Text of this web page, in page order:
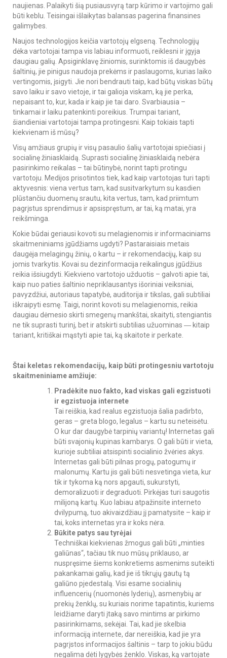
naujienas. Palaikyti šią pusiausvyrą tarp kūrimo ir vartojimo gali
būti keblu. Teisingai išlaikytas balansas pagerina finansines
galimybes.
Naujos technologijos keičia vartotojų elgseną. Technologijų
dėka vartotojai tampa vis labiau informuoti, reiklesni ir įgyja
daugiau galių. Apsiginklavę žiniomis, surinktomis iš daugybės
šaltinių, jie pinigus naudoja prekėms ir paslaugoms, kurias laiko
vertingomis, įsigyti. Jie nori bendrauti taip, kad būtų viskas būtų
savo laiku ir savo vietoje, ir tai galioja viskam, ką jie perka,
nepaisant to, kur, kada ir kaip jie tai daro. Svarbiausia –
tinkamai ir laiku patenkinti poreikius. Trumpai tariant,
šiandieniai vartotojai tampa protingesni. Kaip tokiais tapti
kiekvienam iš mūsų?
Visų amžiaus grupių ir visų pasaulio šalių vartotojai spiečiasi į
socialinę žiniasklaidą. Suprasti socialinę žiniasklaidą nebėra
pasirinkimo reikalas – tai būtinybė, norint tapti protingu
vartotoju. Medijos prisotintos tiek, kad kaip vartotojas turi tapti
aktyvesnis: viena vertus tam, kad susitvarkytum su kasdien
plūstančiu duomenų srautu, kita vertus, tam, kad priimtum
pagrįstus sprendimus ir apsispręstum, ar tai, ką matai, yra
reikšminga.
Kokie būdai geriausi kovoti su melagienomis ir informaciniams
skaitmeniniams įgūdžiams ugdyti? Pastaraisiais metais
daugėja melagingų žinių, o kartu – ir rekomendacijų, kaip su
jomis tvarkytis. Kovai su dezinformacija reikalingus įgūdžius
reikia išsiugdyti. Kiekvieno vartotojo užduotis – galvoti apie tai,
kaip nuo paties šaltinio nepriklausantys išoriniai veiksniai,
pavyzdžiui, autoriaus tapatybė, auditorija ir tikslas, gali subtiliai
iškraipyti esmę. Taigi, norint kovoti su melagienomis, reikia
daugiau dėmesio skirti smegenų mankštai, skaityti, stengiantis
ne tik suprasti turinį, bet ir atskirti subtilias užuominas ― kitaip
tariant, kritiškai mąstyti apie tai, ką skaitote ir perkate.
Štai keletas rekomendacijų, kaip būti protingesniu vartotoju
skaitmeniniame amžiuje:
Pradėkite nuo fakto, kad viskas gali egzistuoti
ir egzistuoja internete
Tai reiškia, kad realus egzistuoja šalia padirbto,
geras – greta blogo, legalus – kartu su neteisėtu.
O kur dar daugybė tarpinių variantų! Internetas gali
būti svajonių kupinas kambarys. O gali būti ir vieta,
kurioje subtiliai atsispinti socialinio žvėries akys.
Internetas gali būti pilnas progų, patogumų ir
malonumų. Kartu jis gali būti nesvetinga vieta, kur
tik ir tykoma ką nors apgauti, sukurstyti,
demoralizuoti ir degraduoti. Pirkėjas turi saugotis
milijoną kartų. Kuo labiau atpažinsite interneto
dvilypumą, tuo akivaizdžiau jį pamatysite – kaip ir
tai, koks internetas yra ir koks nėra.
Būkite patys sau tyrėjai
Techniškai kiekvienas žmogus gali būti „minties
galiūnas“, tačiau tik nuo mūsų priklauso, ar
nuspręsime šiems konkretiems asmenims suteikti
pakankamai galių, kad jie iš tikrųjų gautų tą
galiūno pjedestalą. Visi esame socialinių
influencerių (nuomonės lyderių), asmenybių ar
prekių ženklų, su kuriais norime tapatintis, kuriems
leidžiame daryti įtaką savo mintims ar pirkimo
pasirinkimams, sekėjai. Tai, kad jie skelbia
informaciją internete, dar nereiškia, kad jie yra
pagrįstos informacijos šaltinis – tarp to jokiu būdu
negalima dėti lygybės ženklo. Viskas, ką vartojate